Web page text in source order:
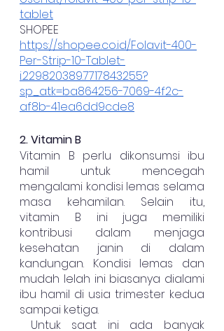
tablet
SHOPEE
https://shopee.co.id/Folavit-400-
Per-Strip-10-Tablet-
i.229820389.7717843255?
sp_atk=ba864256-7069-4f2c-
af8b-41ea6dd9cde8
2. Vitamin B
Vitamin B perlu dikonsumsi ibu
hamil untuk mencegah
mengalami kondisi lemas selama
masa kehamilan. Selain itu,
vitamin B ini juga memiliki
kontribusi dalam menjaga
kesehatan janin di dalam
kandungan. Kondisi lemas dan
mudah lelah ini biasanya dialami
ibu hamil di usia trimester kedua
sampai ketiga.